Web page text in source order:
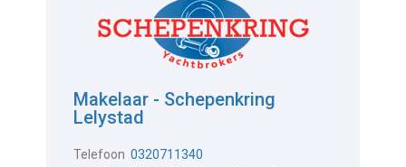
Makelaar - Schepenkring
Lelystad
Telefoon 0320711340